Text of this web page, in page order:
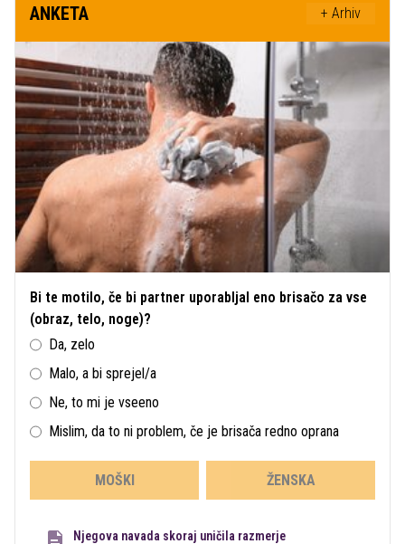
ANKETA + Arhiv
Bi te motilo, če bi partner uporabljal eno brisačo za vse
(obraz, telo, noge)?
Da, zelo
Malo, a bi sprejel/a
Ne, to mi je vseeno
Mislim, da to ni problem, če je brisača redno oprana
MOŠKI ŽENSKA
Njegova navada skoraj uničila razmerje